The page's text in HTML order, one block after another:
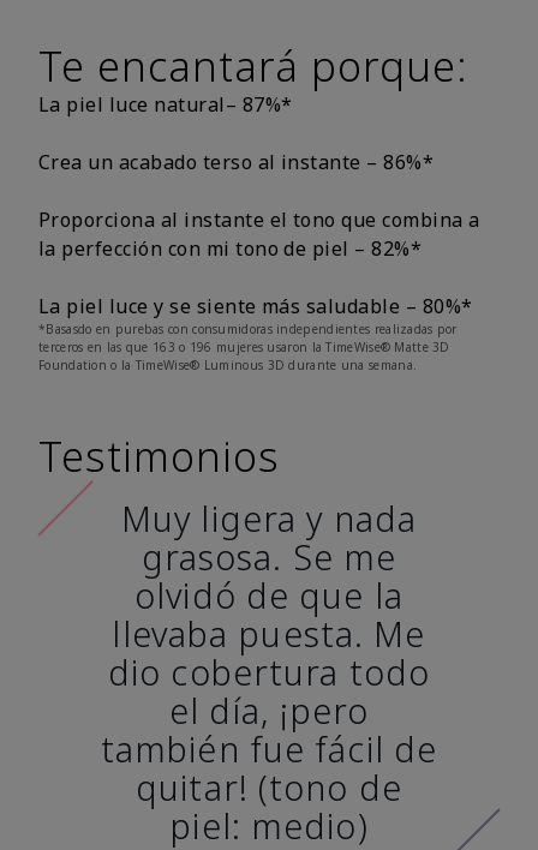
Te encantará porque:
La piel luce natural– 87%*
Crea un acabado terso al instante – 86%*
Proporciona al instante el tono que combina a
la perfección con mi tono de piel – 82%*
La piel luce y se siente más saludable – 80%*
*Basasdo en purebas con consumidoras independientes realizadas por
terceros en las que 163 o 196 mujeres usaron la TimeWise® Matte 3D
Foundation o la TimeWise® Luminous 3D durante una semana.
Testimonios
Muy ligera y nada
grasosa. Se me
olvidó de que la
llevaba puesta. Me
dio cobertura todo
el día, ¡pero
también fue fácil de
quitar! (tono de
piel: medio)